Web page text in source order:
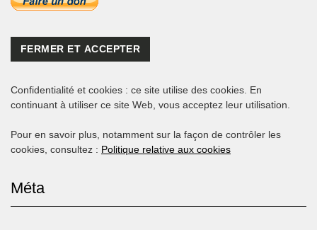
Confidentialité et cookies : ce site utilise des cookies. En
continuant à utiliser ce site Web, vous acceptez leur utilisation.
Pour en savoir plus, notamment sur la façon de contrôler les
cookies, consultez : Politique relative aux cookies
Méta